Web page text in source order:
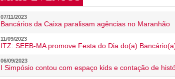
07/11/2023
Bancários da Caixa paralisam agências no Maranhão
11/09/2023
ITZ: SEEB-MA promove Festa do Dia do(a)
06/09/2023
I Simpósio contou com espaço kids e contação de